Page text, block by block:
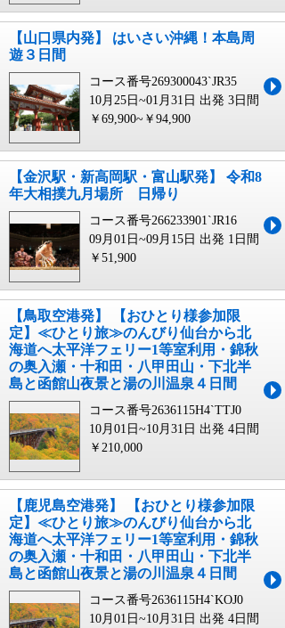
【山口県内発】 はいさい沖縄！本島周
遊３日間
コース番号269300043`JR35
10月25日~01月31日 出発 3日間
￥69,900~￥94,900
【金沢駅・新高岡駅・富山駅発】 令和8
年大相撲九月場所 日帰り
コース番号266233901`JR16
09月01日~09月15日 出発 1日間
￥51,900
【鳥取空港発】 【おひとり様参加限
定】≪ひとり旅≫のんびり仙台から北
海道へ太平洋フェリー1等室利用・錦秋
の奥入瀬・十和田・八甲田山・下北半
島と函館山夜景と湯の川温泉４日間
コース番号2636115H4`TTJ0
10月01日~10月31日 出発 4日間
￥210,000
【鹿児島空港発】 【おひとり様参加限
定】≪ひとり旅≫のんびり仙台から北
海道へ太平洋フェリー1等室利用・錦秋
の奥入瀬・十和田・八甲田山・下北半
島と函館山夜景と湯の川温泉４日間
コース番号2636115H4`KOJ0
10月01日~10月31日 出発 4日間